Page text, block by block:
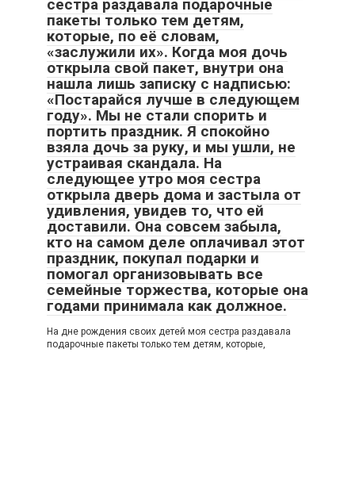
сестра раздавала подарочные
пакеты только тем детям,
которые, по её словам,
«заслужили их». Когда моя дочь
открыла свой пакет, внутри она
нашла лишь записку с надписью:
«Постарайся лучше в следующем
году». Мы не стали спорить и
портить праздник. Я спокойно
взяла дочь за руку, и мы ушли, не
устраивая скандала. На
следующее утро моя сестра
открыла дверь дома и застыла от
удивления, увидев то, что ей
доставили. Она совсем забыла,
кто на самом деле оплачивал этот
праздник, покупал подарки и
помогал организовывать все
семейные торжества, которые она
годами принимала как должное.
На дне рождения своих детей моя сестра раздавала
подарочные пакеты только тем детям, которые,